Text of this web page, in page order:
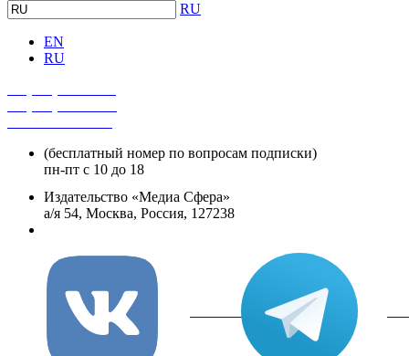
RU
EN
RU
(бесплатный номер по вопросам подписки)
пн-пт с 10 до 18
Издательство «Медиа Сфера»
а/я 54, Москва, Россия, 127238
вКонтакте